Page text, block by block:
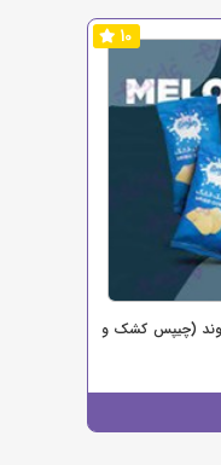
10
(چیپس کشک و